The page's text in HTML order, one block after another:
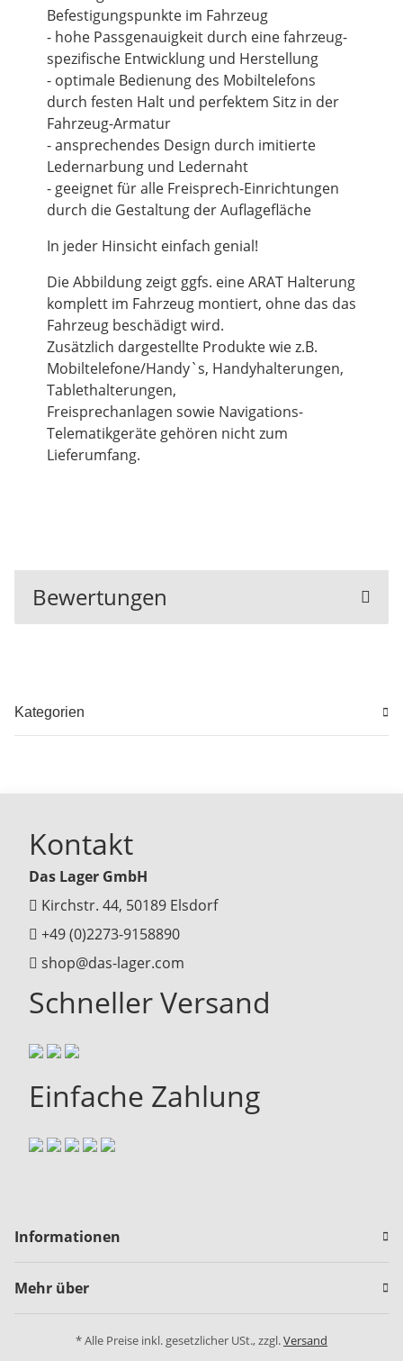
Befestigungspunkte im Fahrzeug
- hohe Passgenauigkeit durch eine fahrzeug-
spezifische Entwicklung und Herstellung
- optimale Bedienung des Mobiltelefons
durch festen Halt und perfektem Sitz in der
Fahrzeug-Armatur
- ansprechendes Design durch imitierte
Ledernarbung und Ledernaht
- geeignet für alle Freisprech-Einrichtungen
durch die Gestaltung der Auflagefläche
In jeder Hinsicht einfach genial!
Die Abbildung zeigt ggfs. eine ARAT Halterung
komplett im Fahrzeug montiert, ohne das das
Fahrzeug beschädigt wird.
Zusätzlich dargestellte Produkte wie z.B.
Mobiltelefone/Handy`s, Handyhalterungen,
Tablethalterungen,
Freisprechanlagen sowie Navigations-
Telematikgeräte gehören nicht zum
Lieferumfang.
Bewertungen
Kategorien
Kontakt
Das Lager GmbH
Kirchstr. 44, 50189 Elsdorf
+49 (0)2273-9158890
shop@das-lager.com
Schneller Versand
Einfache Zahlung
Informationen
Mehr über
* Alle Preise inkl. gesetzlicher USt., zzgl.Versand